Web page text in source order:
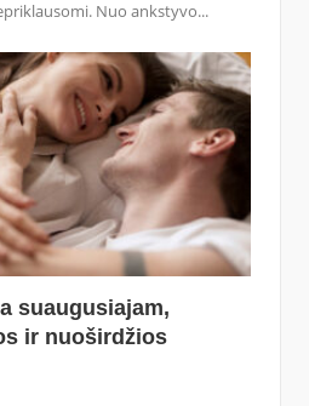
Nuo ankstyvo...
suaugusiajam,
ir nuoširdžios